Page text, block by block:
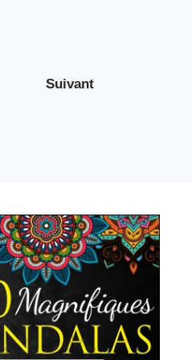
Suivant